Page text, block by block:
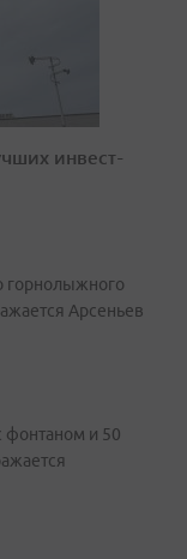
инвест-
горнолыжного
Арсеньев
фонтаном и 50